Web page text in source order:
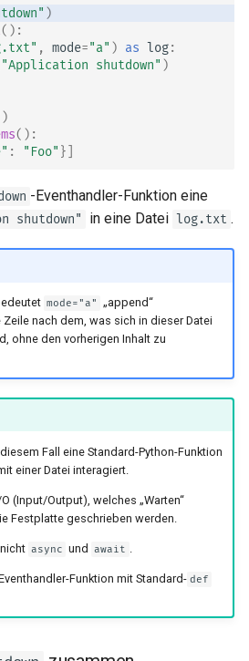
)
():
, mode="a" ) as log:
"Application shutdown" )
)
():
: "Foo" }]
-Eventhandler-Funktion eine
shutdown" in eine Datei log.txt .
mode="a"
„append“
nach dem, was sich in dieser Datei
ohne den vorherigen Inhalt zu
Fall eine Standard-Python-Funktion
einer Datei interagiert.
(Input/Output), welches „Warten“
Festplatte geschrieben werden.
async und await
Funktion mit Standard- def